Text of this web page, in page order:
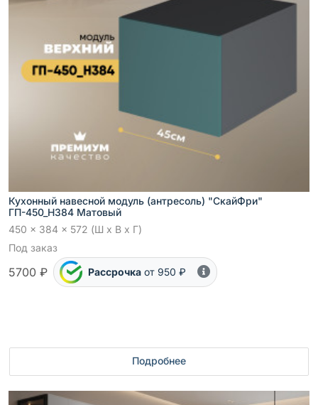
Кухонный навесной модуль (антресоль) "СкайФри"
ГП-450_Н384 Матовый
450 x 384 x 572 (Ш x В x Г)
Под заказ
5700 ₽ Рассрочка от 950 ₽
Подробнее